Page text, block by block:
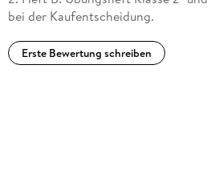
bei der Kaufentscheidung.
Erste Bewertung schreiben